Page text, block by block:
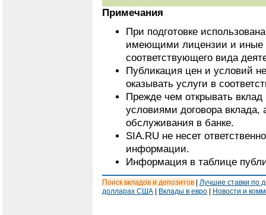
Примечания
При подготовке
имеющими лицензии и иные
соответствующего вида
Публикация цен и условий
оказывать услуги в
Прежде чем открывать вклад
условиями договора вклада,
обслуживания в банке.
SIA.RU не несет
информации.
Информация в таблице
Поиск вкладов и депозитов | Лучшие ставки по
долларах США | Вклады в евро | Новости и